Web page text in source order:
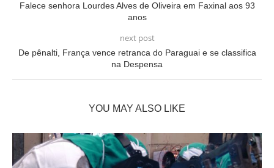
Falece senhora Lourdes Alves de Oliveira em Faxinal aos 93
anos
next post
De pênalti, França vence retranca do Paraguai e se classifica
na Despensa
YOU MAY ALSO LIKE